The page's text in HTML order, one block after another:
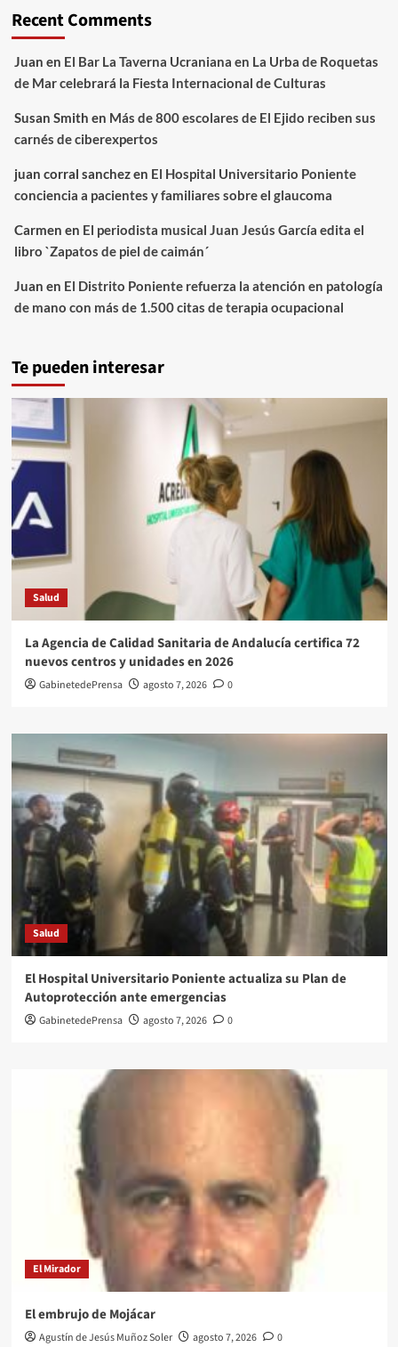
Recent Comments
Juan en El Bar La Taverna Ucraniana en La Urba de Roquetas
de Mar celebrará la Fiesta Internacional de Culturas
Susan Smith en Más de 800 escolares de El Ejido reciben sus
carnés de ciberexpertos
juan corral sanchezen El Hospital Universitario Poniente
conciencia a pacientes y familiares sobre el glaucoma
Carmen en El periodista musical Juan Jesús García edita el
libro `Zapatos de piel de caimán´
Juan en El Distrito Poniente refuerza la atención en patología
de mano con más de 1.500 citas de terapia ocupacional
Te pueden interesar
Salud
La Agencia de Calidad Sanitaria de Andalucía certifica 72
nuevos centros y unidades en 2026
GabinetedePrensa agosto 7, 2026 0
Salud
El Hospital Universitario Poniente actualiza su Plan de
Autoprotección ante emergencias
GabinetedePrensa agosto 7, 2026 0
El Mirador
El embrujo de Mojácar
Agustín de Jesús Muñoz Soler agosto 7, 2026 0